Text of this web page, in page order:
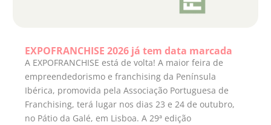
EXPOFRANCHISE 2026 já tem data marcada
A EXPOFRANCHISE está de volta! A maior feira de
empreendedorismo e franchising da Península
Ibérica, promovida pela Associação Portuguesa de
Franchising, terá lugar nos dias 23 e 24 de outubro,
no Pátio da Galé, em Lisboa. A 29ª edição